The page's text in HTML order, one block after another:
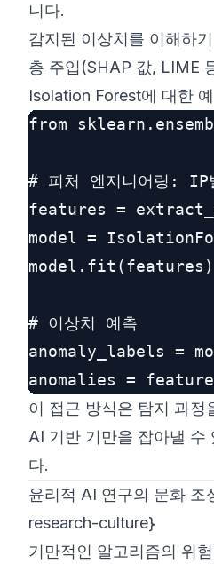
니다.
감지된 이상치를 이해하
층 주입(SHAP 값, LIME
Isolation Forest에 대한
from
# 피처 엔지니어링:
features =
model =
model.fit(features)
# 이상치 예측
anomaly_labels =
이 접근 방식은 탐지 과정
AI 기반 기만을 잡아낼 수
다.
윤리적 AI 연구의 문화
research-culture}
기만적인 알고리즘의 위